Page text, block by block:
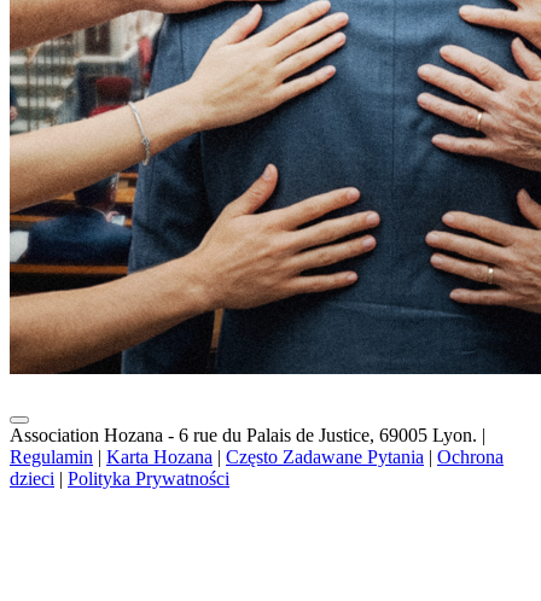
Association Hozana - 6 rue du Palais de Justice, 69005 Lyon. |
Regulamin | Karta Hozana | Często Zadawane Pytania | Ochrona
dzieci | Polityka Prywatności